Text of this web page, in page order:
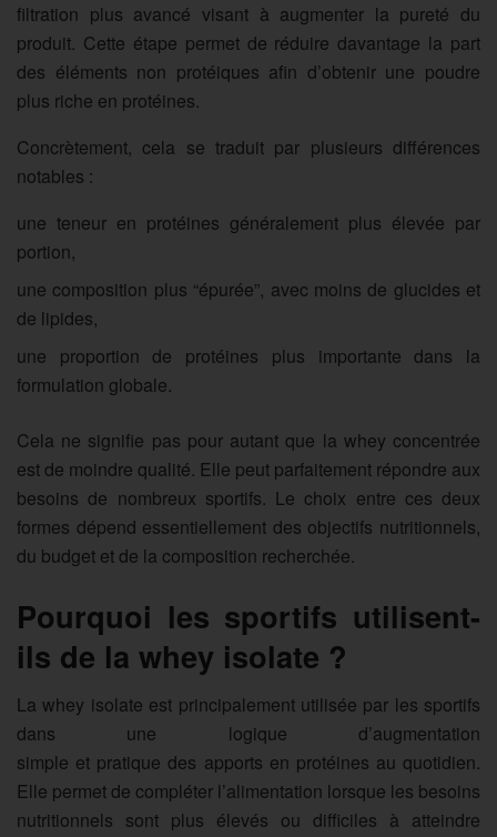
filtration plus avancé visant à augmenter la pureté du
produit. Cette étape permet de réduire davantage la part
des éléments non protéiques afin d’obtenir une poudre
plus riche en protéines.
Concrètement, cela se traduit par plusieurs différences
notables :
une teneur en protéines généralement plus élevée par
portion,
une composition plus “épurée”, avec moins de glucides et
de lipides,
une proportion de protéines plus importante dans la
formulation globale.
Cela ne signifie pas pour autant que la whey concentrée
est de moindre qualité. Elle peut parfaitement répondre aux
besoins de nombreux sportifs. Le choix entre ces deux
formes dépend essentiellement des objectifs nutritionnels,
du budget et de la composition recherchée.
Pourquoi les sportifs utilisent-
ils de la whey isolate ?
La whey isolate est principalement utilisée par les sportifs
dans une logique d’augmentation
simple et pratique des apports en protéines au quotidien.
Elle permet de compléter l’alimentation lorsque les besoins
nutritionnels sont plus élevés ou difficiles à atteindre